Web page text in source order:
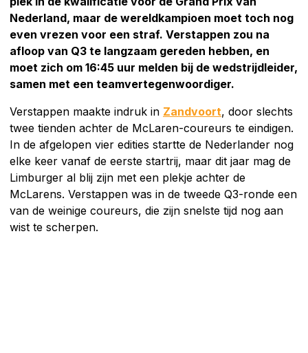
Nederland, maar de wereldkampioen moet toch nog
even vrezen voor een straf. Verstappen zou na
afloop van Q3 te langzaam gereden hebben, en
moet zich om 16:45 uur melden bij de wedstrijdleider,
samen met een teamvertegenwoordiger.
Verstappen maakte indruk in Zandvoort, door slechts
twee tienden achter de McLaren-coureurs te eindigen.
In de afgelopen vier edities startte de Nederlander nog
elke keer vanaf de eerste startrij, maar dit jaar mag de
Limburger al blij zijn met een plekje achter de
McLarens. Verstappen was in de tweede Q3-ronde een
van de weinige coureurs, die zijn snelste tijd nog aan
wist te scherpen.